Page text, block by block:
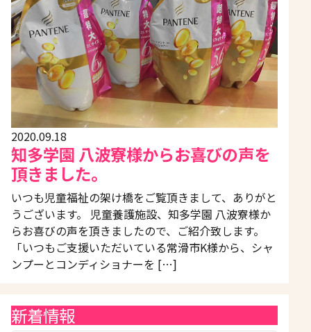
2020.09.18
知多学園 八波寮様からお喜びの声を
頂きました。
いつも児童福祉の架け橋をご覧頂きまして、ありがと
うございます。 児童養護施設、知多学園 八波寮様か
らお喜びの声を頂きましたので、ご紹介致します。
「いつもご支援いただいている常滑市K様から、シャ
ンプーとコンディショナーを […]
新着情報